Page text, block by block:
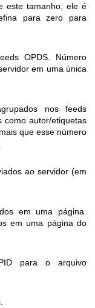
este tamanho, ele é
para zero para
OPDS. Número
em uma única
nos feeds
como autor/etiquetas
que esse número
ao servidor (em
em uma página.
em uma página do
para o arquivo